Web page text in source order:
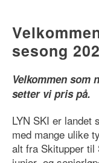
sesong
Velkommen som
setter vi pris på.
LYN SKI er landet
med mange ulike
alt fra Skitupper til